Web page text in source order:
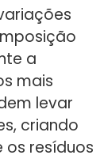
a
mais
levar
criando
resíduos